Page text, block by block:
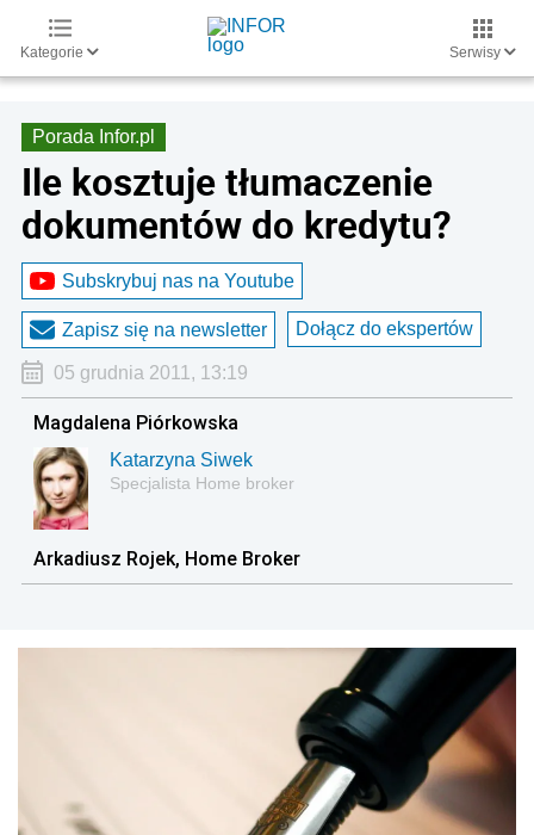
Kategorie Serwisy
Porada Infor.pl
Ile kosztuje tłumaczenie
dokumentów do kredytu?
Subskrybuj nas na Youtube
Zapisz się na newsletter Dołącz do ekspertów
05 grudnia 2011, 13:19
Magdalena Piórkowska
Katarzyna Siwek
Specjalista Home broker
Arkadiusz Rojek, Home Broker